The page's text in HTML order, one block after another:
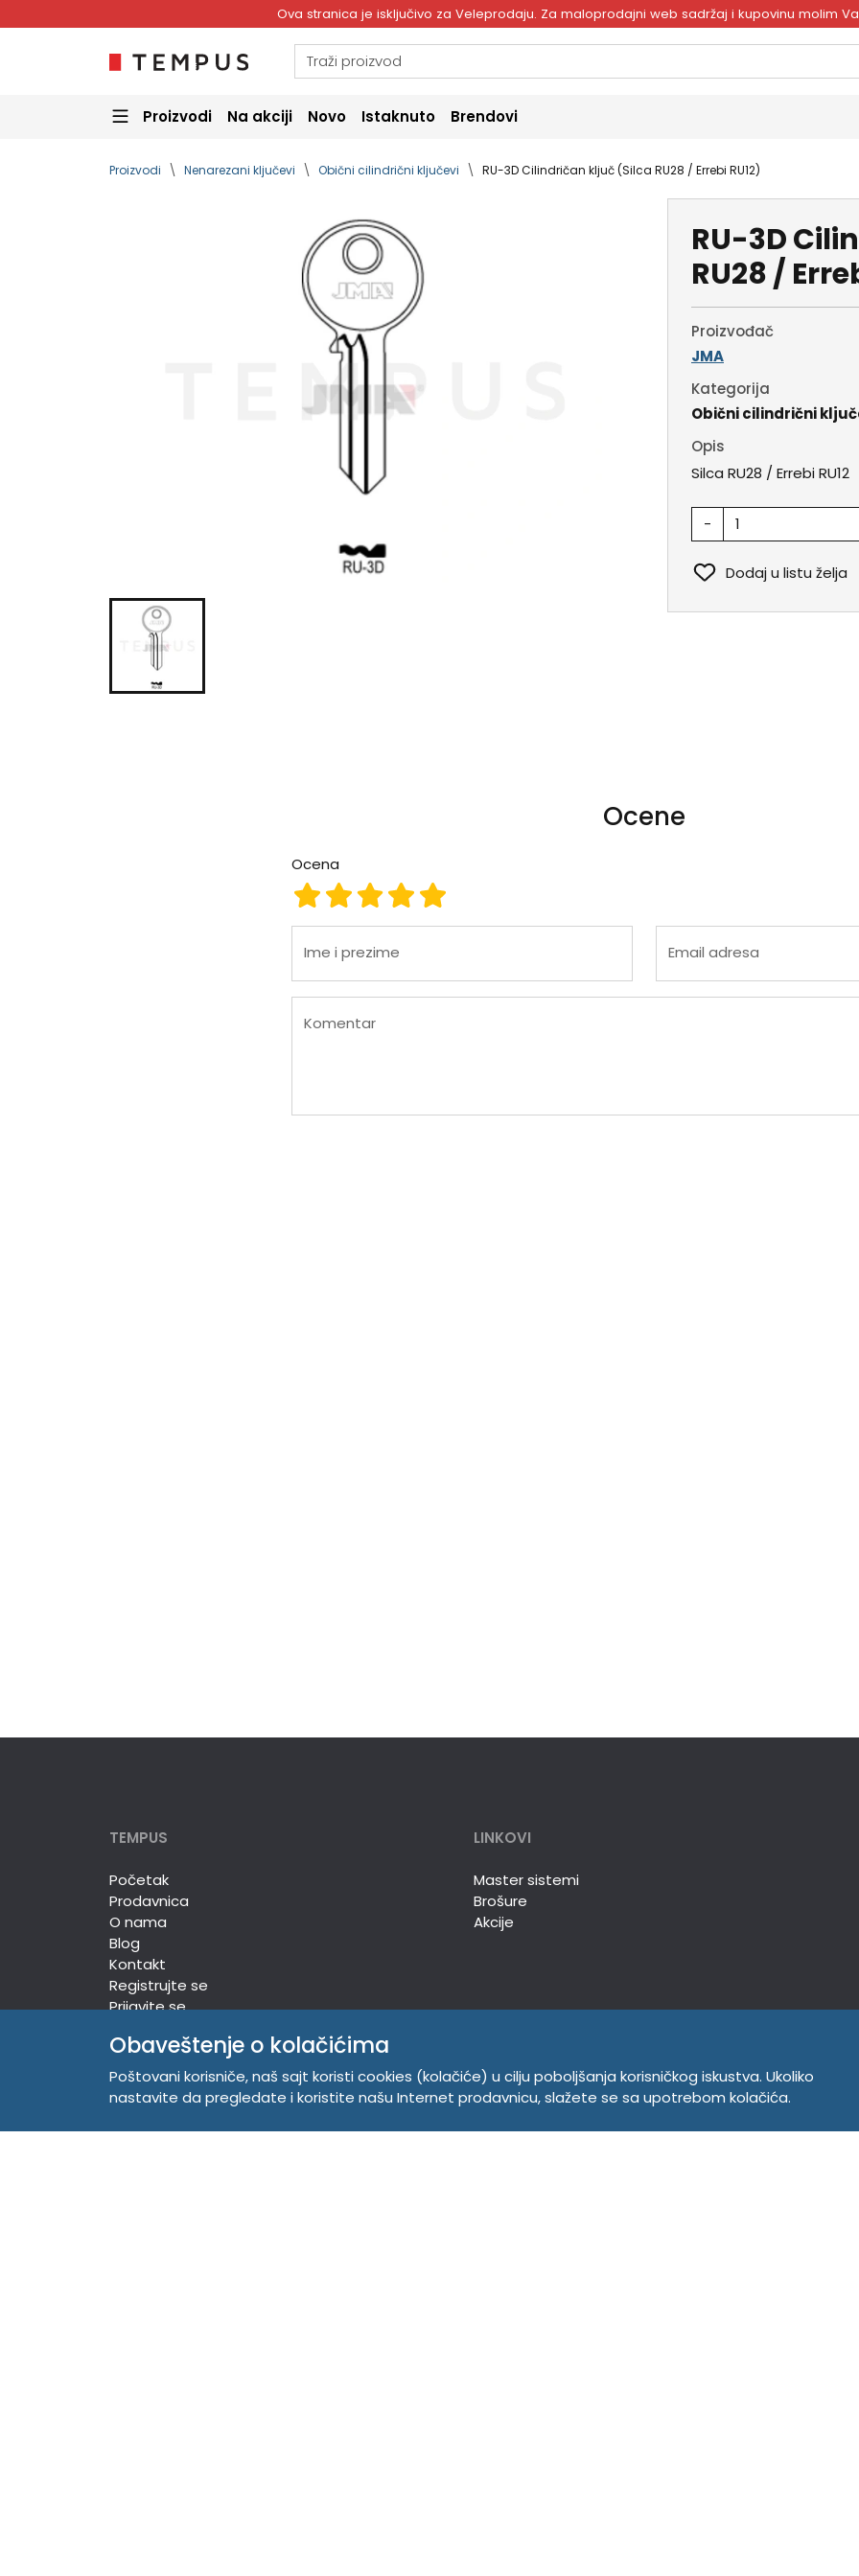
Ova stranica je isključivo za Veleprodaju. Za maloprodajni web sadržaj i kupovinu molim
Proizvodi Na akciji Novo Istaknuto Brendovi
Proizvodi Nenarezani ključevi Obični cilindrični ključevi RU-3D Cilindričan ključ (Silca RU28 / Errebi RU12)
RU-3D
RU28 /
Proizvođač
JMA
Kategorija
Obični cilindrični
Opis
Silca RU28 / Errebi RU12
-
Dodaj u listu želja
Ocene
Ocena
Ocena 5
Ocena 4
Ocena 3
Ocena 2
Ocena 1
Ime i prezime Email adresa
Komentar
TEMPUS
Početak
Prodavnica
O nama
Blog
Kontakt
Registrujte se
Prijavite se
LINKOVI
Master sistemi
Brošure
Akcije
TEMPUS DOO
Trg Komenskog 2, 21000
INFORMACIJE
Politika o kolačićima
Obaveštenje o kolačićima
Poštovani korisniče, naš sajt koristi cookies (kolačiće) u cilju poboljšanja korisničkog iskustva. Ukoliko
nastavite da pregledate i koristite našu Internet prodavnicu, slažete se sa upotrebom kolačića.